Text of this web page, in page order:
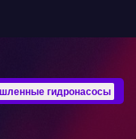
гидронасосы